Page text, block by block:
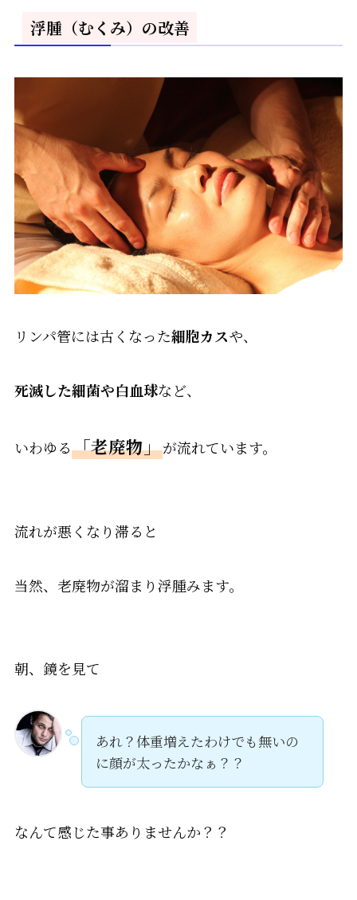
浮腫（むくみ）の改善
リンパ管には古くなった細胞カスや、
死滅した細菌や白血球など、
いわゆる「老廃物」が流れています。
流れが悪くなり滞ると
当然、老廃物が溜まり浮腫みます。
朝、鏡を見て
あれ？体重増えたわけでも無いの
に顔が太ったかなぁ？？
なんて感じた事ありませんか？？